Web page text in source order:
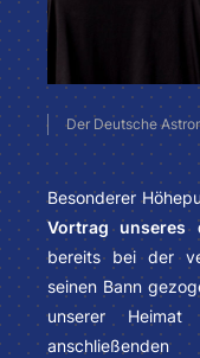
Der Deutsche
Besonderer
Vortrag unseres
bereits bei der
seinen Bann
unserer